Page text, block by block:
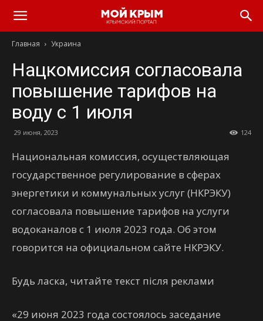
Главная Украина
Нацкомиссия согласовала
повышение тарифов на
воду с 1 июля
29 июня, 2023 124
Национальная комиссия, осуществляющая
государственное регулирование в сферах
энергетики и коммунальных услуг (НКРЭКУ)
согласовала повышение тарифов на услуги
водоканалов с 1 июля 2023 года. Об этом
говорится на официальном сайте НКРЭКУ.
Будь ласка, читайте текст після реклами
«29 июня 2023 года состоялось заседание